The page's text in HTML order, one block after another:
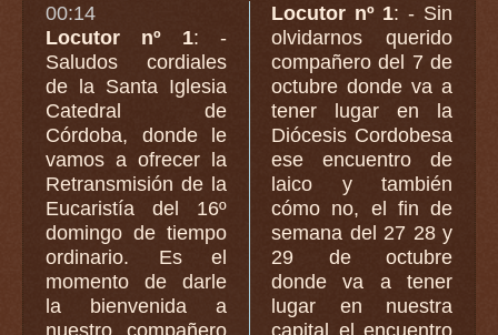
00:14
Locutor nº 1: -
Saludos cordiales
de la Santa Iglesia
Catedral de
Córdoba, donde le
vamos a ofrecer la
Retransmisión de la
Eucaristía del 16º
domingo de tiempo
ordinario. Es el
momento de darle
la bienvenida a
nuestro compañero
Locutor nº 1: - Sin
olvidarnos querido
compañero del 7 de
octubre donde va a
tener lugar en la
Diócesis Cordobesa
ese encuentro de
laico y también
cómo no, el fin de
semana del 27 28 y
29 de octubre
donde va a tener
lugar en nuestra
capital el encuentro